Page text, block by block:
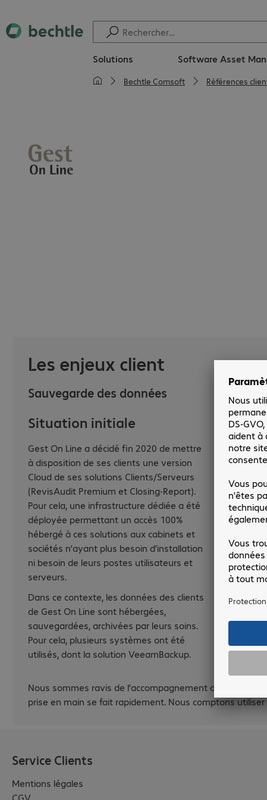
Solutions Software Asset
Bechtle Comsoft Références
Les enjeux client
Sauvegarde des données
Situation initiale
Gest On Line a décidé fin 2020 de mettre
à disposition de ses clients une version
Cloud de ses solutions Clients/Serveurs
(RevisAudit Premium et Closing-Report).
Pour cela, une infrastructure dédiée a été
déployée permettant un accès 100%
hébergé à ces solutions aux cabinets et
sociétés n’ayant plus besoin d’installation
ni besoin de leurs postes utilisateurs et
serveurs.
Dans ce contexte, les données des clients
de Gest On Line sont hébergées,
sauvegardées, archivées par leurs soins.
Pour cela, plusieurs systèmes ont été
utilisés, dont la solution VeeamBackup.
Nous sommes ravis de l’accompagnement de Bechtle
prise en main se fait rapidement. Nous comptons
Service Clients
Mentions légales
CGV